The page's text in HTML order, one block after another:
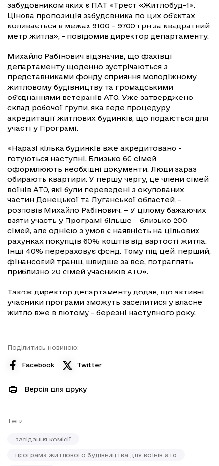
забудовником яких є ПАТ «Трест «Житлобуд-1».
Цінова пропозиція забудовника по цих об’єктах
коливається в межах 9100 – 9700 грн за квадратний
метр житла», - повідомив директор департаменту.
Михайло Рабінович відзначив, що фахівці
департаменту щоденно зустрічаються з
представниками фонду сприяння молодіжному
житловому будівництву та громадськими
об'єднаннями ветеранів АТО. Уже затверджено
склад робочої групи, яка веде процедуру
акредитації житлових будинків, що подаються для
участі у Програмі.
«Наразі кілька будинків вже акредитовано -
готуються наступні. Близько 60 сімей
оформлюють необхідні документи. Люди зараз
обирають квартири. У першу чергу, це члени сімей
воїнів АТО, які були переведені з окупованих
частин Донецької та Луганської областей, -
розповів Михайло Рабінович. – У цілому бажаючих
взяти участь у Програмі більше – близько 200
сімей, але однією з умов є наявність на цільових
рахунках покупців 60% коштів від вартості житла.
Інші 40% перераховує фонд. Тому під цей, перший,
фінансовий транш, швидше за все, потраплять
приблизно 20 сімей учасників АТО».
Також директор департаменту додав, що активні
учасники програми зможуть заселитися у власне
житло вже в лютому - березні наступного року.
Поділитись новиною:
Facebook Twitter
Версія для друку
Теги
засідання комісії
програма житлового будівництва для воїнів ато